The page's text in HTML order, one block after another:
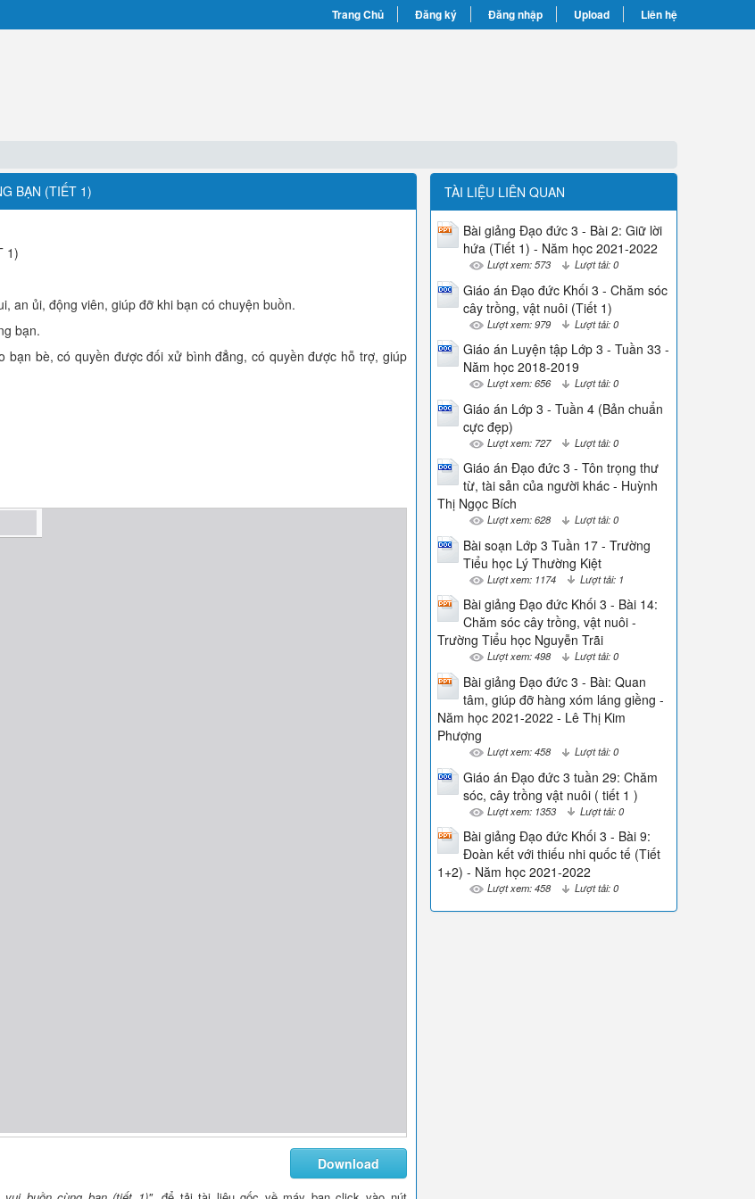
Trang Chủ Đăng ký Đăng nhập Upload Liên hệ
BẠN (TIẾT 1)
1)
an ủi, động viên, giúp đỡ khi bạn có chuyện buồn.
bạn.
bạn bè, có quyền được đối xử bình đẳng, có quyền được hỗ trợ, giúp
Download
TÀI LIỆU LIÊN QUAN
Bài giảng Đạo đức 3 - Bài 2: Giữ lời
hứa (Tiết 1) - Năm học 2021-2022
Lượt xem: 573 Lượt tải: 0
Giáo án Đạo đức Khối 3 - Chăm sóc
cây trồng, vật nuôi (Tiết 1)
Lượt xem: 979 Lượt tải: 0
Giáo án Luyện tập Lớp 3 - Tuần 33 -
Năm học 2018-2019
Lượt xem: 656 Lượt tải: 0
Giáo án Lớp 3 - Tuần 4 (Bản chuẩn
cực đẹp)
Lượt xem: 727 Lượt tải: 0
Giáo án Đạo đức 3 - Tôn trọng thư
từ, tài sản của người khác - Huỳnh
Thị Ngọc Bích
Lượt xem: 628 Lượt tải: 0
Bài soạn Lớp 3 Tuần 17 - Trường
Tiểu học Lý Thường Kiệt
Lượt xem: 1174 Lượt tải: 1
Bài giảng Đạo đức Khối 3 - Bài 14:
Chăm sóc cây trồng, vật nuôi -
Trường Tiểu học Nguyễn Trãi
Lượt xem: 498 Lượt tải: 0
Bài giảng Đạo đức 3 - Bài: Quan
tâm, giúp đỡ hàng xóm láng giềng -
Năm học 2021-2022 - Lê Thị Kim
Phượng
Lượt xem: 458 Lượt tải: 0
Giáo án Đạo đức 3 tuần 29: Chăm
sóc, cây trồng vật nuôi ( tiết 1 )
Lượt xem: 1353 Lượt tải: 0
Bài giảng Đạo đức Khối 3 - Bài 9:
Đoàn kết với thiếu nhi quốc tế (Tiết
1+2) - Năm học 2021-2022
Lượt xem: 458 Lượt tải: 0